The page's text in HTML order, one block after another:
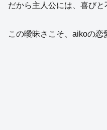
だから主人公には、喜びと
この曖昧さこそ、aikoの恋